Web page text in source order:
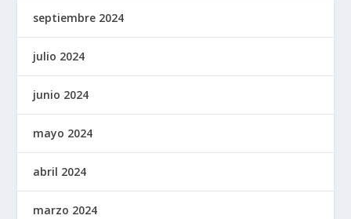
septiembre 2024
julio 2024
junio 2024
mayo 2024
abril 2024
marzo 2024